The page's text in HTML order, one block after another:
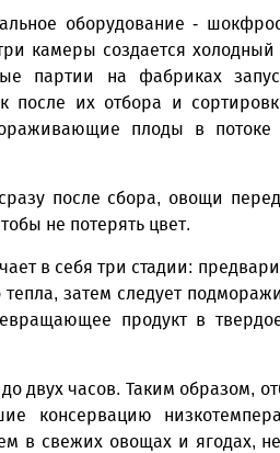
оборудование -
камеры создается
партии на фабриках
после их отбора и
плоды в потоке
после сбора, овощи
не потерять цвет.
в себя три стадии:
затем следует
продукт в
двух часов. Таким образом,
консервацию
в свежих овощах и ягодах,